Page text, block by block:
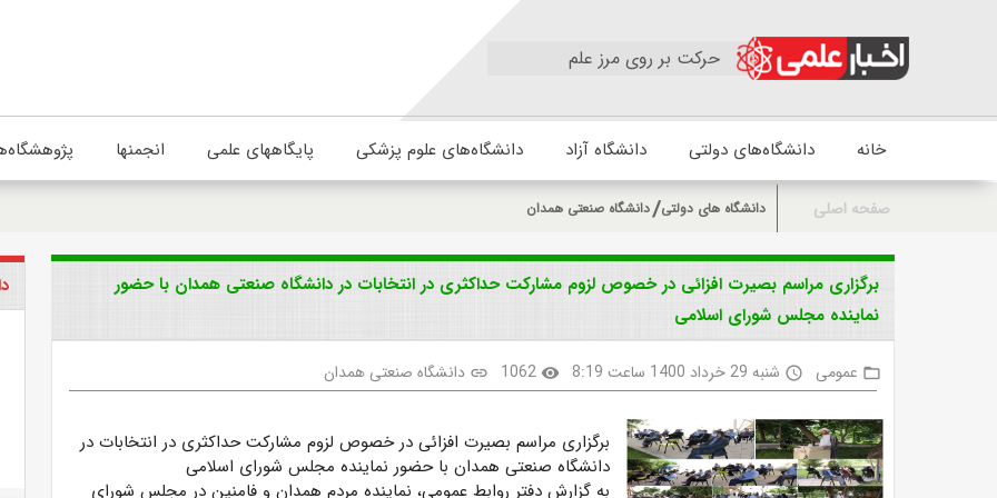
حرکت بر روی مرز علم
خانه دانشگاه‌های دولتی دانشگاه آزاد دانشگاه‌های علوم پزشکی پایگاههای علمی انجمنها
صفحه اصلی دانشگاه های دولتی دانشگاه صنعتی همدان
برگزاری مراسم بصیرت افزائی در خصوص لزوم مشارکت حداکثری در انتخابات در دانشگاه صنعتی همدان با حضور
نماینده مجلس شورای اسلامی
folder_open عمومی access_time شنبه 29 خرداد 1400 ساعت 8:19 visibility
1062
link دانشگاه صنعتی همدان
برگزاری مراسم بصیرت افزائی در خصوص لزوم مشارکت حداکثری در انتخابات در
دانشگاه صنعتی همدان با حضور نماینده مجلس شورای اسلامی
به گزارش دفتر روابط عمومی، نماینده مردم همدان و فامنین در مجلس شورای